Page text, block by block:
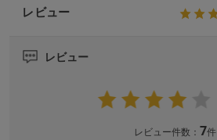
レビュー
レビュー
レビュー件数：7件